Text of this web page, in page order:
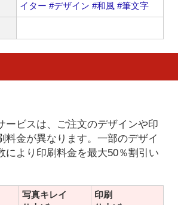
イター #デザイン #和風 #筆文字
ービスは、ご注文のデザインや印
料金が異なります。一部のデザイ
により印刷料金を最大50％割引い
写真キレイ
印刷